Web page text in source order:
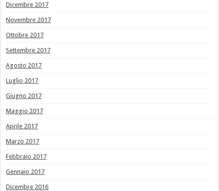
Dicembre 2017
Novembre 2017
Ottobre 2017
Settembre 2017
Agosto 2017
Luglio 2017
Giugno 2017
Maggio 2017
Aprile 2017
Marzo 2017
Febbraio 2017
Gennaio 2017
Dicembre 2016